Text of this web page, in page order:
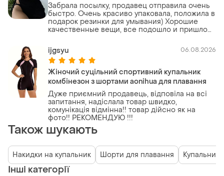
Забрала посылку, продавец отправила очень
быстро. Очень красиво упаковала, положила в
подарок резинки для умывания) Хорошие
качественные вещи, все подошло и пришло
ijgsyu
06.08.2026
Жіночий суцільний спортивний купальник
комбінезон з шортами aonihua для плавання
Дуже приємний продавець, відповіла на всі
запитання, надіслала товар швидко,
комунікація відмінна!! товар дійсно як на
фото!! РЕКОМЕНДУЮ !!!
Також шукають
Накидки на купальник Шорти для плавання
Інші категорії